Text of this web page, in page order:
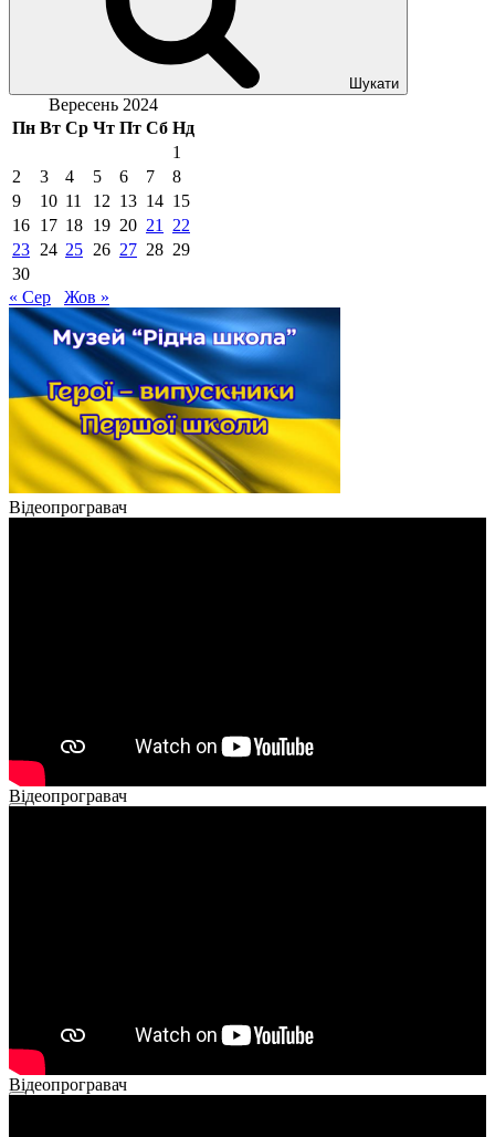
Шукати
Вересень 2024
Пн Вт Ср Чт Пт Сб Нд
1
2
3 4 5 6 7
8
9
10 11 12 13 14 15
16 17 18 19 20 21
22
23 24 25 26 27 28 29
30
« Сер
Жов »
Відеопрогравач
Відеопрогравач
Відеопрогравач